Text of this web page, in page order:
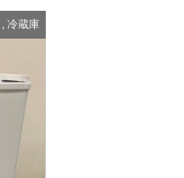
,冷蔵庫